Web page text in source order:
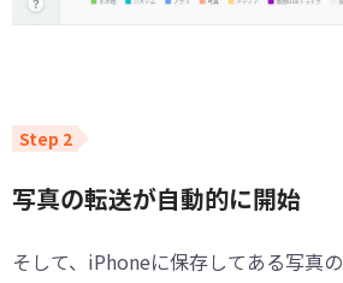
写真の転送が自動的に開始
そして、iPhoneに保存してある写真